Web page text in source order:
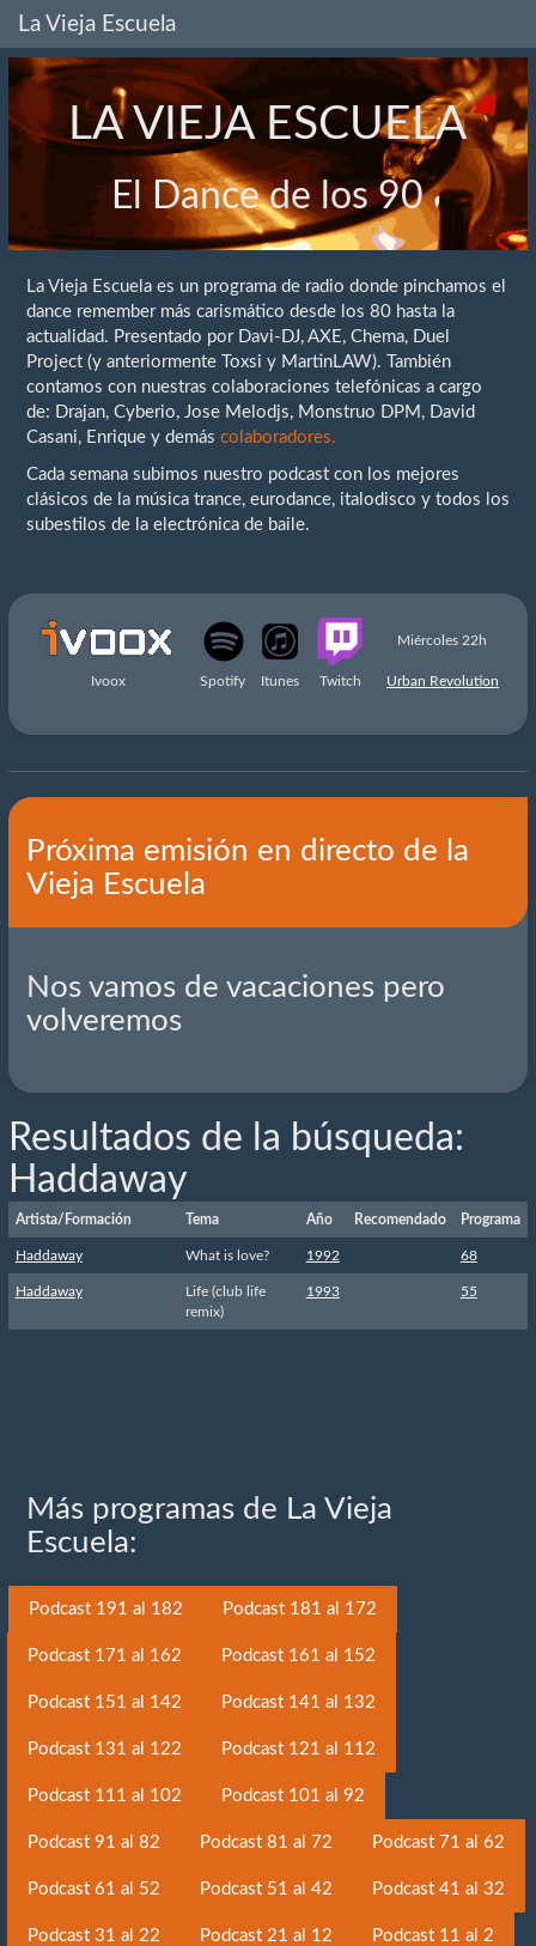
La Vieja Escuela
LA VIEJA ESCUELA
El Dance de los 90
La Vieja Escuela es un programa de radio donde pinchamos el
dance remember más carismático desde los 80 hasta la
actualidad. Presentado por Davi-DJ, AXE, Chema, Duel
Project (y anteriormente Toxsi y MartinLAW). También
contamos con nuestras colaboraciones telefónicas a cargo
de: Drajan, Cyberio, Jose Melodjs, Monstruo DPM, David
Casani, Enrique y demás colaboradores.
Cada semana subimos nuestro podcast con los mejores
clásicos de la música trance, eurodance, italodisco y todos los
subestilos de la electrónica de baile.
Miércoles 22h
Ivoox Spotify Itunes Twitch Urban Revolution
Próxima emisión en directo de la
Vieja Escuela
Nos vamos de vacaciones pero
volveremos
Resultados de la búsqueda:
Haddaway
Artista/Formación Tema Año Recomendado Programa
Haddaway What is love? 1992 68
Haddaway
Life (club life
remix)
1993 55
Más programas de La Vieja
Escuela:
Podcast 191 al 182 Podcast 181 al 172
Podcast 171 al 162 Podcast 161 al 152
Podcast 151 al 142 Podcast 141 al 132
Podcast 131 al 122 Podcast 121 al 112
Podcast 111 al 102 Podcast 101 al 92
Podcast 91 al 82 Podcast 81 al 72 Podcast 71 al 62
Podcast 61 al 52 Podcast 51 al 42 Podcast 41 al 32
Podcast 31 al 22 Podcast 21 al 12 Podcast 11 al 2